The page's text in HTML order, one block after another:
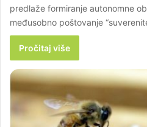
predlaže formiranje autonomne
međusobno poštovanje
Pročitaj više